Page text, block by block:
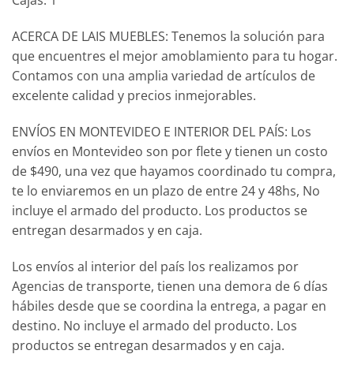
ACERCA DE LAIS MUEBLES: Tenemos la solución para
que encuentres el mejor amoblamiento para tu hogar.
Contamos con una amplia variedad de artículos de
excelente calidad y precios inmejorables.
ENVÍOS EN MONTEVIDEO E INTERIOR DEL PAÍS: Los
envíos en Montevideo son por flete y tienen un costo
de $490, una vez que hayamos coordinado tu compra,
te lo enviaremos en un plazo de entre 24 y 48hs, No
incluye el armado del producto. Los productos se
entregan desarmados y en caja.
Los envíos al interior del país los realizamos por
Agencias de transporte, tienen una demora de 6 días
hábiles desde que se coordina la entrega, a pagar en
destino. No incluye el armado del producto. Los
productos se entregan desarmados y en caja.